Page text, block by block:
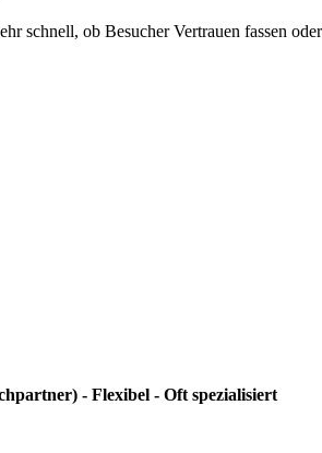
schnell, ob Besucher Vertrauen fassen
- Flexibel - Oft spezialisiert